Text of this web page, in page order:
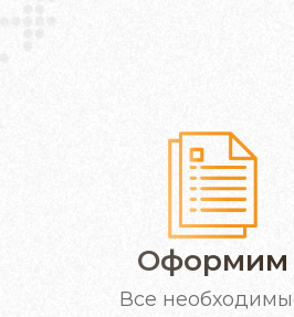
Оформим